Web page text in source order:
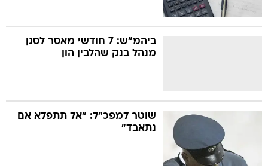
ביהמ"ש: 7 חודשי מאסר לסגן
מנהל בנק שהלבין הון
שוטר למפכ"ל: "אל תתפלא אם
נתאבד"